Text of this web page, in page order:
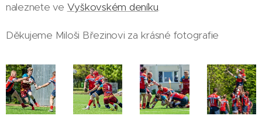
naleznete ve Vyškovském deníku.
Děkujeme Miloši Březinovi za krásné fotografie